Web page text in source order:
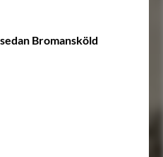
Bromansköld